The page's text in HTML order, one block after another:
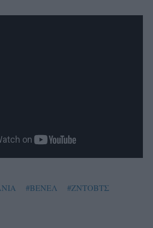
#ΒΕΝΕΛ
#ΖΝΤΟΒΤΣ